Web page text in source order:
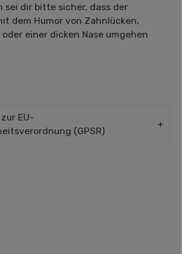
sei dir bitte sicher, dass der
dem Humor von Zahnlücken,
einer dicken Nase umgehen
EU-
(GPSR)